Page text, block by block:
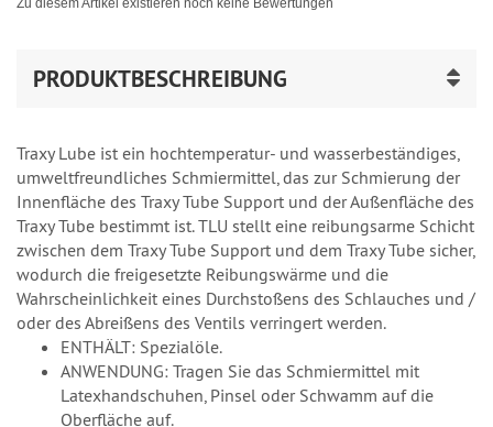
Zu diesem Artikel existieren noch keine Bewertungen
PRODUKTBESCHREIBUNG
Traxy Lube ist ein hochtemperatur- und wasserbeständiges,
umweltfreundliches Schmiermittel, das zur Schmierung der
Innenfläche des Traxy Tube Support und der Außenfläche des
Traxy Tube bestimmt ist. TLU stellt eine reibungsarme Schicht
zwischen dem Traxy Tube Support und dem Traxy Tube sicher,
wodurch die freigesetzte Reibungswärme und die
Wahrscheinlichkeit eines Durchstoßens des Schlauches und /
oder des Abreißens des Ventils verringert werden.
ENTHÄLT: Spezialöle.
ANWENDUNG: Tragen Sie das Schmiermittel mit
Latexhandschuhen, Pinsel oder Schwamm auf die
Oberfläche auf.